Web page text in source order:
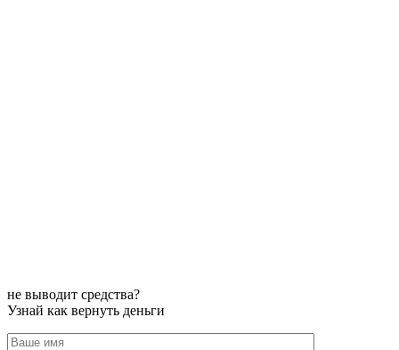
не выводит средства?
Узнай как вернуть деньги